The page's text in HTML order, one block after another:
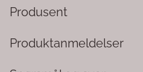
Produsent
Produktanmeldelser